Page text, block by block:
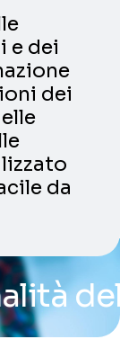
e dei
dei
da